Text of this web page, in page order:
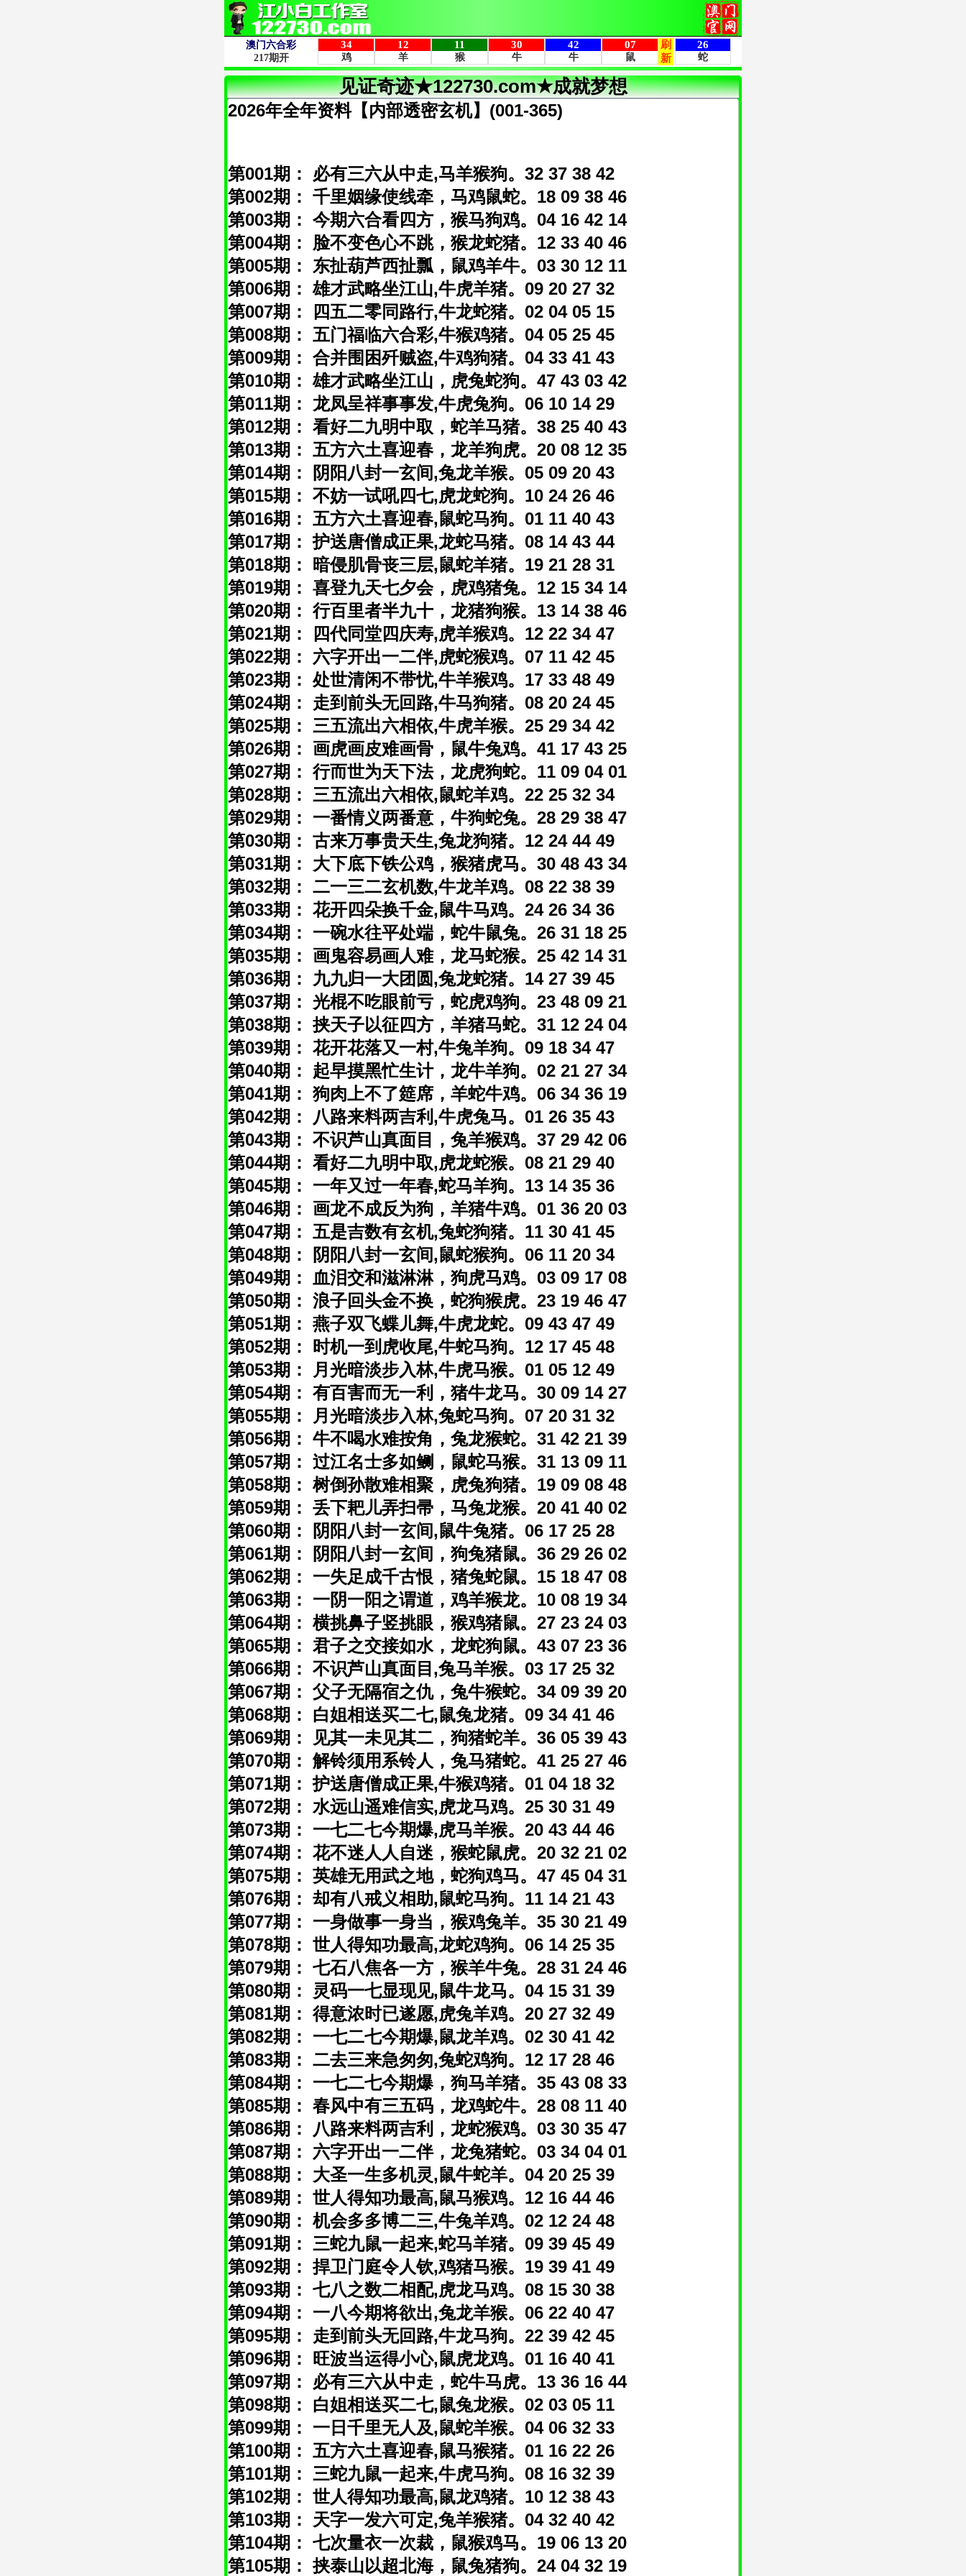
见证奇迹★122730.com★成就梦想
2026年全年资料【内部透密玄机】(001-365)
第001期： 必有三六从中走,马羊猴狗。32 37 38 42
第002期： 千里姻缘使线牵，马鸡鼠蛇。18 09 38 46
第003期： 今期六合看四方，猴马狗鸡。04 16 42 14
第004期： 脸不变色心不跳，猴龙蛇猪。12 33 40 46
第005期： 东扯葫芦西扯瓢，鼠鸡羊牛。03 30 12 11
第006期： 雄才武略坐江山,牛虎羊猪。09 20 27 32
第007期： 四五二零同路行,牛龙蛇猪。02 04 05 15
第008期： 五门福临六合彩,牛猴鸡猪。04 05 25 45
第009期： 合并围困歼贼盗,牛鸡狗猪。04 33 41 43
第010期： 雄才武略坐江山，虎兔蛇狗。47 43 03 42
第011期： 龙凤呈祥事事发,牛虎兔狗。06 10 14 29
第012期： 看好二九明中取，蛇羊马猪。38 25 40 43
第013期： 五方六土喜迎春，龙羊狗虎。20 08 12 35
第014期： 阴阳八封一玄间,兔龙羊猴。05 09 20 43
第015期： 不妨一试吼四七,虎龙蛇狗。10 24 26 46
第016期： 五方六土喜迎春,鼠蛇马狗。01 11 40 43
第017期： 护送唐僧成正果,龙蛇马猪。08 14 43 44
第018期： 暗侵肌骨丧三层,鼠蛇羊猪。19 21 28 31
第019期： 喜登九天七夕会，虎鸡猪兔。12 15 34 14
第020期： 行百里者半九十，龙猪狗猴。13 14 38 46
第021期： 四代同堂四庆寿,虎羊猴鸡。12 22 34 47
第022期： 六字开出一二伴,虎蛇猴鸡。07 11 42 45
第023期： 处世清闲不带忧,牛羊猴鸡。17 33 48 49
第024期： 走到前头无回路,牛马狗猪。08 20 24 45
第025期： 三五流出六相依,牛虎羊猴。25 29 34 42
第026期： 画虎画皮难画骨，鼠牛兔鸡。41 17 43 25
第027期： 行而世为天下法，龙虎狗蛇。11 09 04 01
第028期： 三五流出六相依,鼠蛇羊鸡。22 25 32 34
第029期： 一番情义两番意，牛狗蛇兔。28 29 38 47
第030期： 古来万事贵天生,兔龙狗猪。12 24 44 49
第031期： 大下底下铁公鸡，猴猪虎马。30 48 43 34
第032期： 二一三二玄机数,牛龙羊鸡。08 22 38 39
第033期： 花开四朵换千金,鼠牛马鸡。24 26 34 36
第034期： 一碗水往平处端，蛇牛鼠兔。26 31 18 25
第035期： 画鬼容易画人难，龙马蛇猴。25 42 14 31
第036期： 九九归一大团圆,兔龙蛇猪。14 27 39 45
第037期： 光棍不吃眼前亏，蛇虎鸡狗。23 48 09 21
第038期： 挟天子以征四方，羊猪马蛇。31 12 24 04
第039期： 花开花落又一村,牛兔羊狗。09 18 34 47
第040期： 起早摸黑忙生计，龙牛羊狗。02 21 27 34
第041期： 狗肉上不了筵席，羊蛇牛鸡。06 34 36 19
第042期： 八路来料两吉利,牛虎兔马。01 26 35 43
第043期： 不识芦山真面目，兔羊猴鸡。37 29 42 06
第044期： 看好二九明中取,虎龙蛇猴。08 21 29 40
第045期： 一年又过一年春,蛇马羊狗。13 14 35 36
第046期： 画龙不成反为狗，羊猪牛鸡。01 36 20 03
第047期： 五是吉数有玄机,兔蛇狗猪。11 30 41 45
第048期： 阴阳八封一玄间,鼠蛇猴狗。06 11 20 34
第049期： 血泪交和滋淋淋，狗虎马鸡。03 09 17 08
第050期： 浪子回头金不换，蛇狗猴虎。23 19 46 47
第051期： 燕子双飞蝶儿舞,牛虎龙蛇。09 43 47 49
第052期： 时机一到虎收尾,牛蛇马狗。12 17 45 48
第053期： 月光暗淡步入林,牛虎马猴。01 05 12 49
第054期： 有百害而无一利，猪牛龙马。30 09 14 27
第055期： 月光暗淡步入林,兔蛇马狗。07 20 31 32
第056期： 牛不喝水难按角，兔龙猴蛇。31 42 21 39
第057期： 过江名士多如鲗，鼠蛇马猴。31 13 09 11
第058期： 树倒孙散难相聚，虎兔狗猪。19 09 08 48
第059期： 丢下耙儿弄扫帚，马兔龙猴。20 41 40 02
第060期： 阴阳八封一玄间,鼠牛兔猪。06 17 25 28
第061期： 阴阳八封一玄间，狗兔猪鼠。36 29 26 02
第062期： 一失足成千古恨，猪兔蛇鼠。15 18 47 08
第063期： 一阴一阳之谓道，鸡羊猴龙。10 08 19 34
第064期： 横挑鼻子竖挑眼，猴鸡猪鼠。27 23 24 03
第065期： 君子之交接如水，龙蛇狗鼠。43 07 23 36
第066期： 不识芦山真面目,兔马羊猴。03 17 25 32
第067期： 父子无隔宿之仇，兔牛猴蛇。34 09 39 20
第068期： 白姐相送买二七,鼠兔龙猪。09 34 41 46
第069期： 见其一未见其二，狗猪蛇羊。36 05 39 43
第070期： 解铃须用系铃人，兔马猪蛇。41 25 27 46
第071期： 护送唐僧成正果,牛猴鸡猪。01 04 18 32
第072期： 水远山遥难信实,虎龙马鸡。25 30 31 49
第073期： 一七二七今期爆,虎马羊猴。20 43 44 46
第074期： 花不迷人人自迷，猴蛇鼠虎。20 32 21 02
第075期： 英雄无用武之地，蛇狗鸡马。47 45 04 31
第076期： 却有八戒义相助,鼠蛇马狗。11 14 21 43
第077期： 一身做事一身当，猴鸡兔羊。35 30 21 49
第078期： 世人得知功最高,龙蛇鸡狗。06 14 25 35
第079期： 七石八焦各一方，猴羊牛兔。28 31 24 46
第080期： 灵码一七显现见,鼠牛龙马。04 15 31 39
第081期： 得意浓时已遂愿,虎兔羊鸡。20 27 32 49
第082期： 一七二七今期爆,鼠龙羊鸡。02 30 41 42
第083期： 二去三来急匆匆,兔蛇鸡狗。12 17 28 46
第084期： 一七二七今期爆，狗马羊猪。35 43 08 33
第085期： 春风中有三五码，龙鸡蛇牛。28 08 11 40
第086期： 八路来料两吉利，龙蛇猴鸡。03 30 35 47
第087期： 六字开出一二伴，龙兔猪蛇。03 34 04 01
第088期： 大圣一生多机灵,鼠牛蛇羊。04 20 25 39
第089期： 世人得知功最高,鼠马猴鸡。12 16 44 46
第090期： 机会多多博二三,牛兔羊鸡。02 12 24 48
第091期： 三蛇九鼠一起来,蛇马羊猪。09 39 45 49
第092期： 捍卫门庭令人钦,鸡猪马猴。19 39 41 49
第093期： 七八之数二相配,虎龙马鸡。08 15 30 38
第094期： 一八今期将欲出,兔龙羊猴。06 22 40 47
第095期： 走到前头无回路,牛龙马狗。22 39 42 45
第096期： 旺波当运得小心,鼠虎龙鸡。01 16 40 41
第097期： 必有三六从中走，蛇牛马虎。13 36 16 44
第098期： 白姐相送买二七,鼠兔龙猴。02 03 05 11
第099期： 一日千里无人及,鼠蛇羊猴。04 06 32 33
第100期： 五方六土喜迎春,鼠马猴猪。01 16 22 26
第101期： 三蛇九鼠一起来,牛虎马狗。08 16 32 39
第102期： 世人得知功最高,鼠龙鸡猪。10 12 38 43
第103期： 天字一发六可定,兔羊猴猪。04 32 40 42
第104期： 七次量衣一次裁，鼠猴鸡马。19 06 13 20
第105期： 挟泰山以超北海，鼠兔猪狗。24 04 32 19